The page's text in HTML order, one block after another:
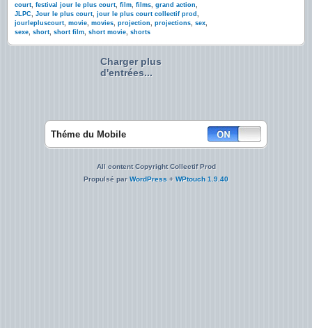
court, festival jour le plus court, film, films, grand action,
JLPC, Jour le plus court, jour le plus court collectif prod ,
jourlepluscourt, movie, movies, projection, projections, sex,
sexe, short, short film, short movie, shorts
Charger plus
d'entrées...
Théme du Mobile
All content Copyright Collectif Prod
Propulsé parWordPress + WPtouch 1.9.40